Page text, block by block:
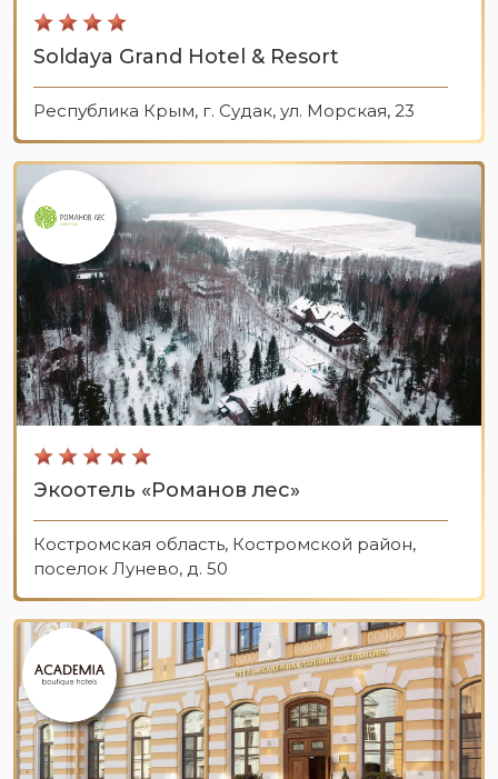
Soldaya Grand Hotel & Resort
Республика Крым, г. Судак, ул. Морская, 23
Экоотель «Романов лес»
Костромская область, Костромской район,
поселок Лунево, д. 50